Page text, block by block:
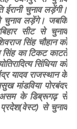
चुनाव लड़ेंगी।
चुनाव लड़ेंगे। जबकि
सीट से चुनाव
सिंह चौहान को
सिंह का टिकट काटते
सिंधिया को
यादव राजस्थान के
मांडविया पोरबंदर
असम के डिब्रूगढ़ से
से चुनाव